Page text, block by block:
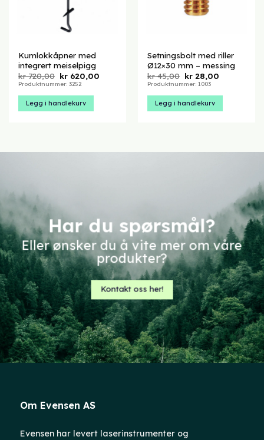
Kumlokkåpner med
integrert meiselpigg
kr720,00 Opprinnelig
pris
kr 720,00.
kr 620,00
Produktnummer: 3252
Legg i handlekurv
Setningsbolt med riller
Ø12×30 mm – messing
kr45,00 Opprinnelig
pris
kr 45,00.
kr 28,00
kr 28,00.
Produktnummer: 1003
Legg i handlekurv
Har du spørsmål?
Eller ønsker du å vite mer om våre
produkter?
Kontakt oss her!
Om Evensen AS
Evensen har levert laserinstrumenter og